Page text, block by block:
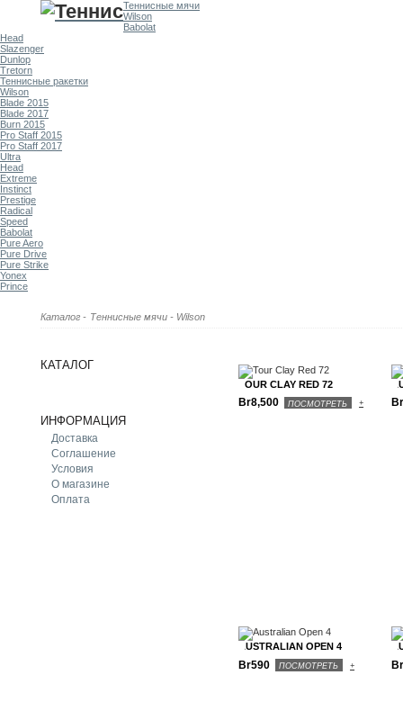
Теннисные мячи
Wilson
Babolat
Head
Slazenger
Dunlop
Tretorn
Теннисные ракетки
Wilson
Blade 2015
Blade 2017
Burn 2015
Pro Staff 2015
Pro Staff 2017
Ultra
Head
Extreme
Instinct
Prestige
Radical
Speed
Babolat
Pure Aero
Pure Drive
Pure Strike
Yonex
Prince
Каталог - Теннисные мячи - Wilson
TOUR CLAY RED 72
Br8,500 ПОСМОТРЕТЬ +
AUSTRALIAN OPEN 4
Br590 ПОСМОТРЕТЬ +
КАТАЛОГ
ИНФОРМАЦИЯ
Доставка
Соглашение
Условия
О магазине
Оплата